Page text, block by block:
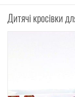
Дитячі кросівки